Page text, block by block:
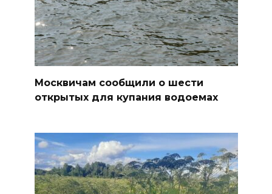
Москвичам сообщили о шести
открытых для купания водоемах